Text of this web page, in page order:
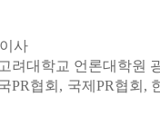
사
려대학교 언론대학원
PR협회, 국제PR협회,